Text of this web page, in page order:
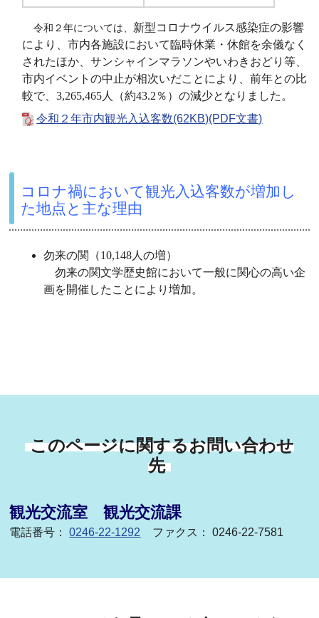
令和２年については、 新型コロナウイルス感染症の影響
により、市内各施設において臨時休業・休館を余儀なく
されたほか、サンシャインマラソンやいわきおどり等、
市内イベントの中止が相次いだことにより、前年との比
較で、3,265,465人（約43.2 ％）の減少となりました。
令和２年市内観光入込客数(62KB)(PDF文書)
コロナ禍において観光入込客数が増加し
た地点と主な理由
勿来の関（10,148人の増）
勿来の関文学歴史館において一般に関心の高い企
画を開催したことにより増加。
このページに関するお問い合わせ
先
観光交流室 観光交流課
電話番号：0246-22-1292 ファクス： 0246-22-7581